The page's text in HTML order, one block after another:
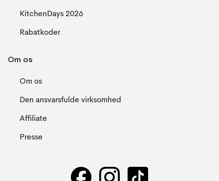
KitchenDays 2026
Rabatkoder
Om os
Om os
Den ansvarsfulde virksomhed
Affiliate
Presse